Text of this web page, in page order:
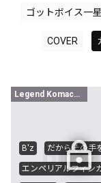
ゴットボイス一星
COVER
Legend Komachi限定
B'z だからその手
エンペリアルフィン